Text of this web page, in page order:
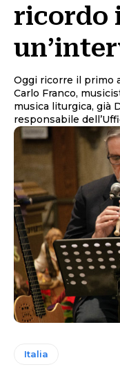
ricordo
Oggi ricorre il primo
Carlo Franco,
musica liturgica, già
responsabile
Italia